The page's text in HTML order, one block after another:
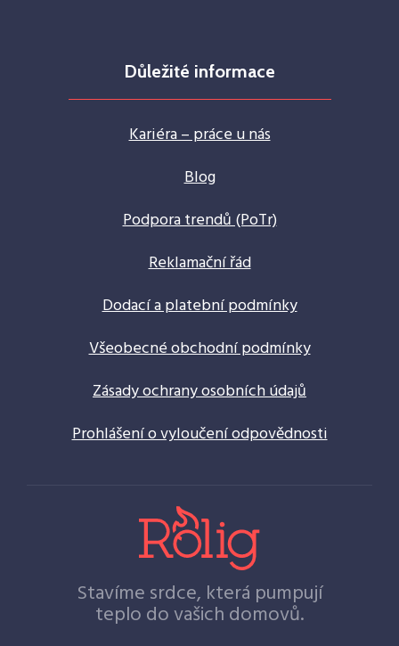
Důležité informace
Kariéra – práce u nás
Blog
Podpora trendů (PoTr)
Reklamační řád
Dodací a platební podmínky
Všeobecné obchodní podmínky
Zásady ochrany osobních údajů
Prohlášení o vyloučení odpovědnosti
Stavíme srdce, která pumpují
teplo do vašich domovů.